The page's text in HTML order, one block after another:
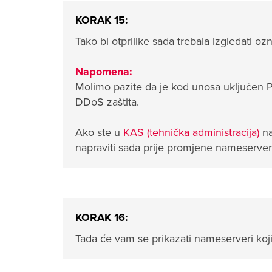
KORAK 15:
Tako bi otprilike sada trebala izgledati
Napomena:
Molimo pazite da je kod unosa uključen
DDoS zaštita.
Ako ste u KAS (tehnička administracija)
napraviti sada prije promjene
KORAK 16:
Tada će vam se prikazati nameserveri